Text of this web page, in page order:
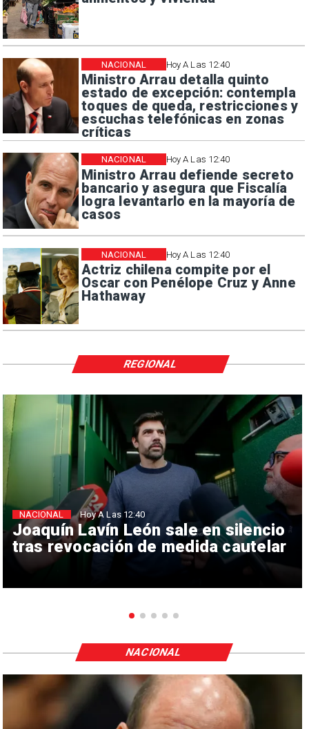
Hoy A Las 12:40
Ministro Arrau detalla quinto
estado de excepción: contempla
toques de queda, restricciones y
escuchas telefónicas en zonas
críticas
NACIONAL
Hoy A Las 12:40
Ministro Arrau defiende secreto
bancario y asegura que Fiscalía
logra levantarlo en la mayoría de
casos
NACIONAL
Hoy A Las 12:40
Actriz chilena compite por el
Oscar con Penélope Cruz y Anne
Hathaway
NACIONAL
Joaquín Lavín León sale en silencio
tras revocación de medida cautelar
NACIONAL Hoy A Las 12:40
REGIONAL
NACIONAL